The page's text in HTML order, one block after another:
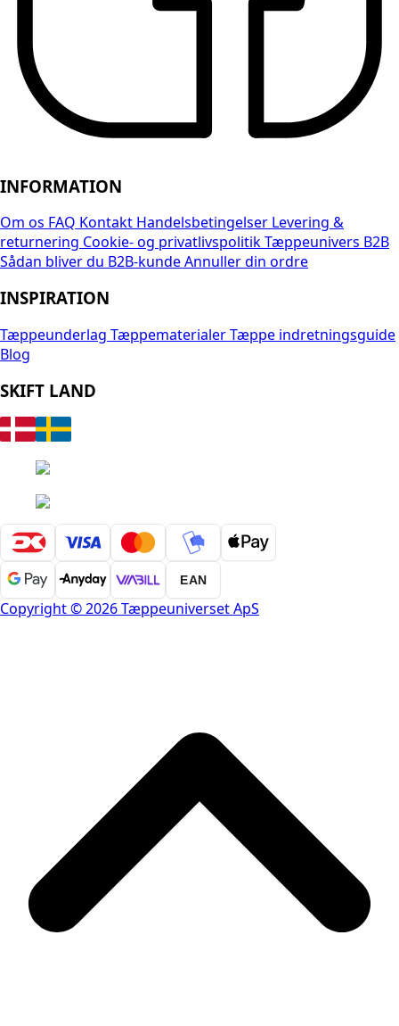
INFORMATION
Om os FAQ Kontakt Handelsbetingelser Levering &
returnering Cookie- og privatlivspolitikTæppeunivers B2B
Sådan bliver du B2B-kundeAnnuller din ordre
INSPIRATION
Tæppeunderlag TæppematerialerTæppe indretningsguide
Blog
SKIFT LAND
EAN
Copyright © 2026 Tæppeuniverset ApS